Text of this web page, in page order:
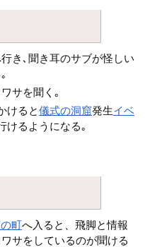
き､聞き耳のサブが怪しい
サを聞く｡
けると儀式の洞窟発生イベ
けるようになる｡
町へ入ると、飛脚と情報
サをしているのが聞ける